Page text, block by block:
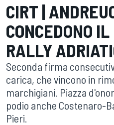
CIRT |
CONCEDONO
RALLY
Seconda firma
carica, che vincono in
marchigiani. Piazza
podio anche Costenaro-
Pieri.